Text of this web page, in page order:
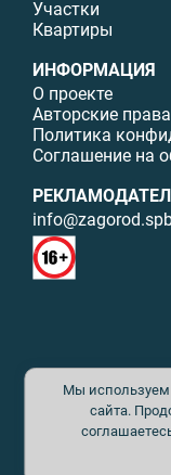
Участки
Квартиры
ИНФОРМАЦИЯ
О проекте
Авторские права
Политика
Соглашение на
© ИП Малыщева Б.Л.
данного сайта
цитировании ссылка
несет
рекламируемые
лицензии.
Мы используем
сайта.